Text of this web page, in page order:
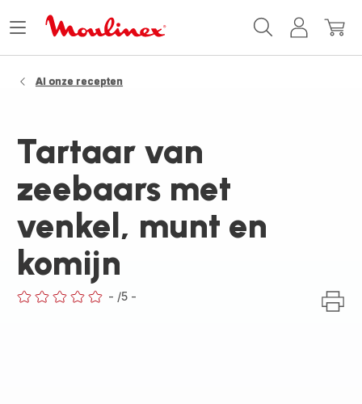
MijnMijn
Menu
Al onze recepten
Tartaar van
zeebaars met
venkel, munt en
komijn
- /5 -